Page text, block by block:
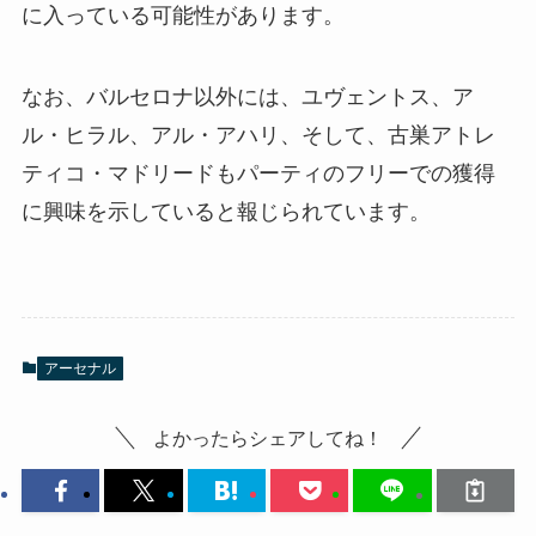
に入っている可能性があります。
なお、バルセロナ以外には、ユヴェントス、ア
ル・ヒラル、アル・アハリ、そして、古巣アトレ
ティコ・マドリードもパーティのフリーでの獲得
に興味を示していると報じられています。
アーセナル
よかったらシェアしてね！